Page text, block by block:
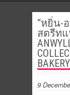
“หยิ่น-
สตรีท
9